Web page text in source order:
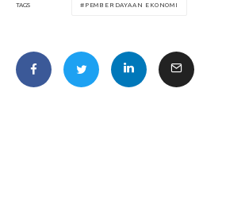
TAGS PEMBERDAYAAN EKONOMI